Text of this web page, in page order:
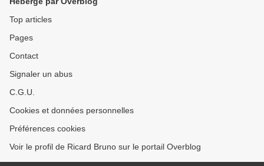
Top articles
Pages
Contact
Signaler un abus
C.G.U.
Cookies et données personnelles
Préférences cookies
Voir le profil de Ricard Bruno sur le portail Overblog